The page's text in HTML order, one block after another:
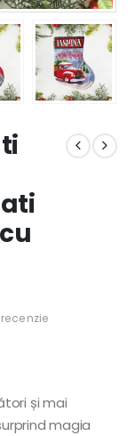
și mai
magia